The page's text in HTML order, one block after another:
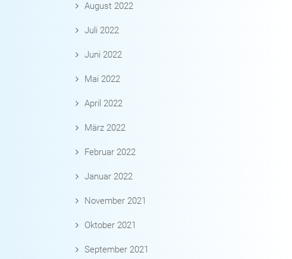
August 2022
Juli 2022
Juni 2022
Mai 2022
April 2022
März 2022
Februar 2022
Januar 2022
November 2021
Oktober 2021
September 2021